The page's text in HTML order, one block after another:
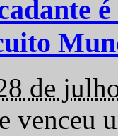
de
venceu